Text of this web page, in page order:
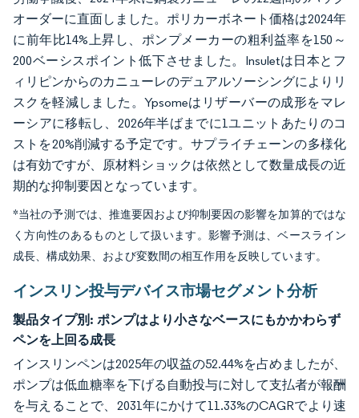
オーダーに直面しました。ポリカーボネート価格は2024年
に前年比14%上昇し、ポンプメーカーの粗利益率を150～
200ベーシスポイント低下させました。Insuletは日本とフ
ィリピンからのカニューレのデュアルソーシングによりリ
スクを軽減しました。Ypsomeはリザーバーの成形をマレ
ーシアに移転し、2026年半ばまでに1ユニットあたりのコ
ストを20%削減する予定です。サプライチェーンの多様化
は有効ですが、原材料ショックは依然として数量成長の近
期的な抑制要因となっています。
*当社の予測では、推進要因および抑制要因の影響を加算的ではな
く方向性のあるものとして扱います。影響予測は、ベースライン
成長、構成効果、および変数間の相互作用を反映しています。
インスリン投与デバイス市場セグメント分析
製品タイプ別: ポンプはより小さなベースにもかかわらず
ペンを上回る成長
インスリンペンは2025年の収益の52.44%を占めましたが、
ポンプは低血糖率を下げる自動投与に対して支払者が報酬
を与えることで、2031年にかけて11.33%のCAGRでより速